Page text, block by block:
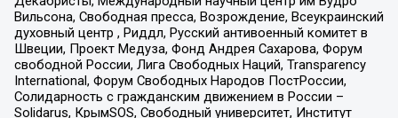
Вильсона, Свободная пресса, Возрождение, Всеукраинский
духовный центр , Риддл, Русский антивоенный комитет в
Швеции, Проект Медуза, Фонд Андрея Сахарова, Форум
свободной России, Лига Свободных Наций, Transparеncy
International, Форум Свободных Народов ПостРоссии,
Солидарность с гражданским движением в России –
Solidarus, КрымSOS, Свободный университет, Институт